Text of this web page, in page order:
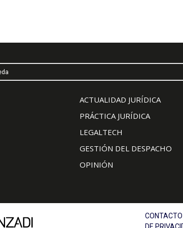
ACTUALIDAD JURÍDICA
PRÁCTICA JURÍDICA
LEGALTECH
GESTIÓN DEL DESPACHO
OPINIÓN
CONTACTO